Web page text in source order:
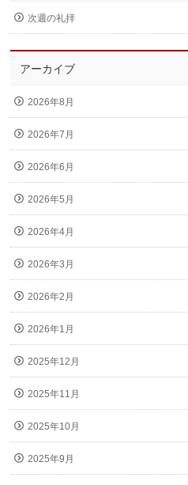
次週の礼拝
アーカイブ
2026年8月
2026年7月
2026年6月
2026年5月
2026年4月
2026年3月
2026年2月
2026年1月
2025年12月
2025年11月
2025年10月
2025年9月